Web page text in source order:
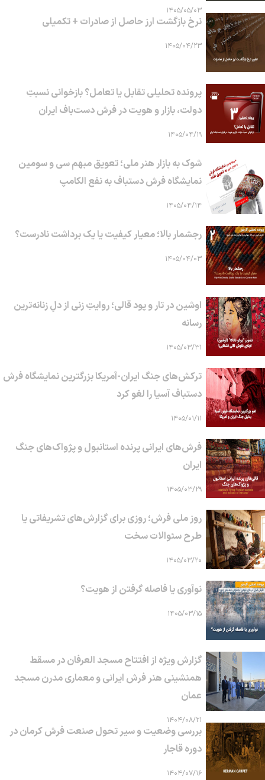
۱۴۰۵/۰۵/۰۳
نرخ بازگشت ارز حاصل از صادرات + تکمیلی
۱۴۰۵/۰۴/۲۳
پرونده تحلیلی تقابل یا تعامل؟ بازخوانی نسبتِ
دولت، بازار و هویت در فرش دست‌باف ایران
۱۴۰۵/۰۴/۱۹
شوک به بازار هنر ملی؛ تعویق مبهم سی و سومین
نمایشگاه فرش دستباف به نفع الکامپ
۱۴۰۵/۰۴/۱۴
رجشمار بالا؛ معیار کیفیت یا یک برداشت نادرست؟
۱۴۰۵/۰۴/۰۳
اوشین در تار و پود قالی؛ روایتِ زنی از دلِ زنانه‌ترین
رسانه
۱۴۰۵/۰۳/۳۱
ترکش‌های جنگ ایران-آمریکا بزرگترین نمایشگاه فرش
دستباف آسیا را لغو کرد
۱۴۰۵/۰۱/۱۱
فرش‌های ایرانی پرنده استانبول و پژواک‌های جنگ
ایران
۱۴۰۵/۰۳/۲۹
روز ملی فرش؛ روزی برای گزارش‌های تشریفاتی یا
طرح سئوالات سخت
۱۴۰۵/۰۳/۲۰
نوآوری یا فاصله گرفتن از هویت؟
۱۴۰۵/۰۳/۱۵
گزارش ویژه از افتتاح مسجد العرفان در مسقط
همنشینی هنر فرش ایرانی و معماری مدرن مسجد
عمان
۱۴۰۴/۰۸/۲۱
بررسی وضعیت و سیر تحول صنعت فرش کرمان در
دوره قاجار
۱۴۰۴/۰۷/۱۶